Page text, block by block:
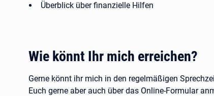
Überblick über finanzielle Hilfen
Wie könnt Ihr mich erreichen?
Gerne könnt ihr mich in den regelmäßigen
Euch gerne aber auch über das Online-Formular